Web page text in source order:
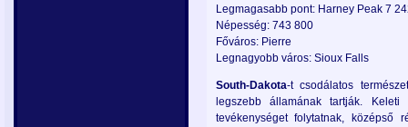
Legmagasabb pont: Harney Peak 7
Népesség: 743 800
Főváros: Pierre
Legnagyobb város: Sioux Falls
South-Dakota-t csodálatos
legszebb államának tartják.
tevékenységet folytatnak, középső